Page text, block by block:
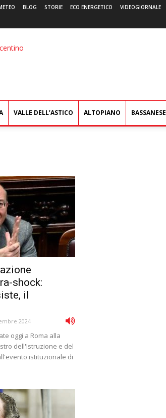
BLOG STORIE ECO ENERGETICO VIDEOGIORNALE
VALLE DELL’ASTICO ALTOPIANO BASSANESE
shock:
il
2024
oggi a Roma alla
dell'Istruzione e del
istituzionale di